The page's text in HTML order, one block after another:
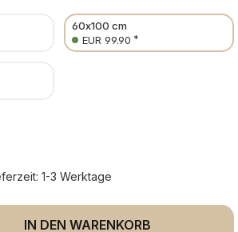
60x100 cm
EUR 99.90 *
1-3 Werktage
Gib den gewünschten
IN DEN WARENKORB